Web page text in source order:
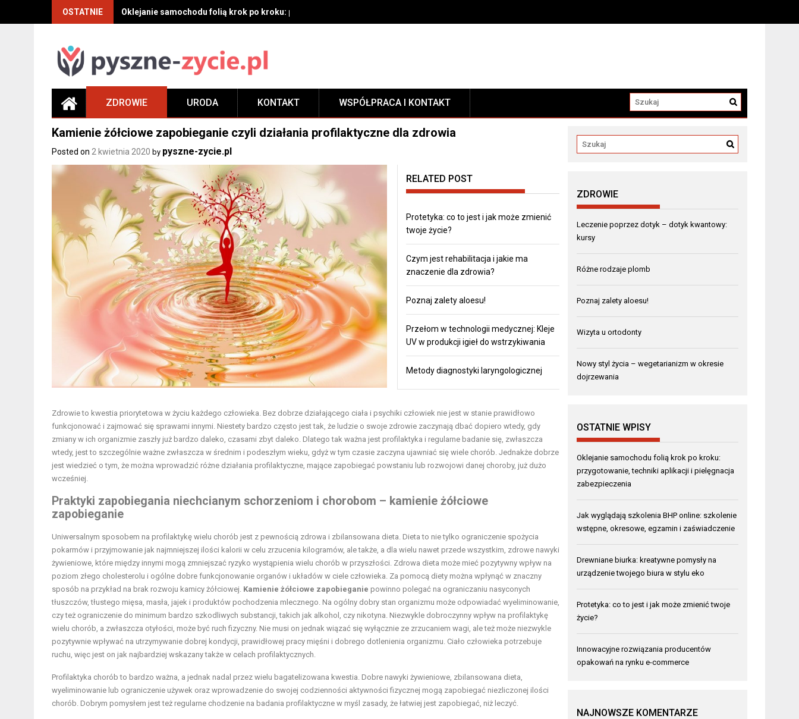
OSTATNIE Oklejanie samochodu folią krok po kroku: przygotowanie, techniki aplikacji i pielęgnacja zabezpieczenia
ZDROWIE URODA KONTAKT WSPÓŁPRACA I KONTAKT
Kamienie żółciowe zapobieganie czyli działania profilaktyczne dla zdrowia
Posted on 2 kwietnia 2020 by pyszne-zycie.pl
RELATED POST
Protetyka: co to jest i jak może zmienić
twoje życie?
Czym jest rehabilitacja i jakie ma
znaczenie dla zdrowia?
Poznaj zalety aloesu!
Przełom w technologii medycznej: Kleje
UV w produkcji igieł do wstrzykiwania
Metody diagnostyki laryngologicznej
Zdrowie to kwestia priorytetowa w życiu każdego człowieka. Bez dobrze działającego ciała i psychiki człowiek nie jest w stanie prawidłowo
funkcjonować i zajmować się sprawami innymi. Niestety bardzo często jest tak, że ludzie o swoje zdrowie zaczynają dbać dopiero wtedy, gdy
zmiany w ich organizmie zaszły już bardzo daleko, czasami zbyt daleko. Dlatego tak ważna jest profilaktyka i regularne badanie się, zwłaszcza
wtedy, jest to szczególnie ważne zwłaszcza w średnim i podeszłym wieku, gdyż w tym czasie zaczyna ujawniać się wiele chorób. Jednakże dobrze
jest wiedzieć o tym, że można wprowadzić różne działania profilaktyczne, mające zapobiegać powstaniu lub rozwojowi danej choroby, już dużo
wcześniej.
Praktyki zapobiegania niechcianym schorzeniom i chorobom – kamienie żółciowe
zapobieganie
Uniwersalnym sposobem na profilaktykę wielu chorób jest z pewnością zdrowa i zbilansowana dieta. Dieta to nie tylko ograniczenie spożycia
pokarmów i przyjmowanie jak najmniejszej ilości kalorii w celu zrzucenia kilogramów, ale także, a dla wielu nawet przede wszystkim, zdrowe nawyki
żywieniowe, które między innymi mogą zmniejszać ryzyko wystąpienia wielu chorób w przyszłości. Zdrowa dieta może mieć pozytywny wpływ na
poziom złego cholesterolu i ogólne dobre funkcjonowanie organów i układów w ciele człowieka. Za pomocą diety można wpłynąć w znaczny
sposób na przykład na brak rozwoju kamicy żółciowej. Kamienie żółciowe zapobieganie powinno polegać na ograniczaniu nasyconych
tłuszczów, tłustego mięsa, masła, jajek i produktów pochodzenia mlecznego. Na ogólny dobry stan organizmu może odpowiadać wyeliminowanie,
czy też ograniczenie do minimum bardzo szkodliwych substancji, takich jak alkohol, czy nikotyna. Niezwykle dobroczynny wpływ na profilaktykę
wielu chorób, a zwłaszcza otyłości, może być ruch fizyczny. Nie musi on jednak wiązać się wyłącznie ze zrzucaniem wagi, ale też może niezwykle
pozytywnie wpływać na utrzymywanie dobrej kondycji, prawidłowej pracy mięśni i dobrego dotlenienia organizmu. Ciało człowieka potrzebuje
ruchu, więc jest on jak najbardziej wskazany także w celach profilaktycznych.
Profilaktyka chorób to bardzo ważna, a jednak nadal przez wielu bagatelizowana kwestia. Dobre nawyki żywieniowe, zbilansowana dieta,
wyeliminowanie lub ograniczenie używek oraz wprowadzenie do swojej codzienności aktywności fizycznej mogą zapobiegać niezliczonej ilości
chorób. Dobrym pomysłem jest też regularne chodzenie na badania profilaktyczne w myśl zasady, że łatwiej jest zapobiegać, niż leczyć.
ZDROWIE
Leczenie poprzez dotyk – dotyk kwantowy:
kursy
Różne rodzaje plomb
Poznaj zalety aloesu!
Wizyta u ortodonty
Nowy styl życia – wegetarianizm w okresie
dojrzewania
OSTATNIE WPISY
Oklejanie samochodu folią krok po kroku:
przygotowanie, techniki aplikacji i pielęgnacja
zabezpieczenia
Jak wyglądają szkolenia BHP online: szkolenie
wstępne, okresowe, egzamin i zaświadczenie
Drewniane biurka: kreatywne pomysły na
urządzenie twojego biura w stylu eko
Protetyka: co to jest i jak może zmienić twoje
życie?
Innowacyjne rozwiązania producentów
opakowań na rynku e-commerce
NAJNOWSZE KOMENTARZE